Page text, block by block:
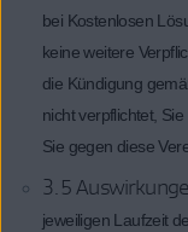
bei Kostenlosen
keine weitere
die Kündigung
nicht verpflichtet,
Sie gegen diese
3.5
jeweiligen Laufzeit